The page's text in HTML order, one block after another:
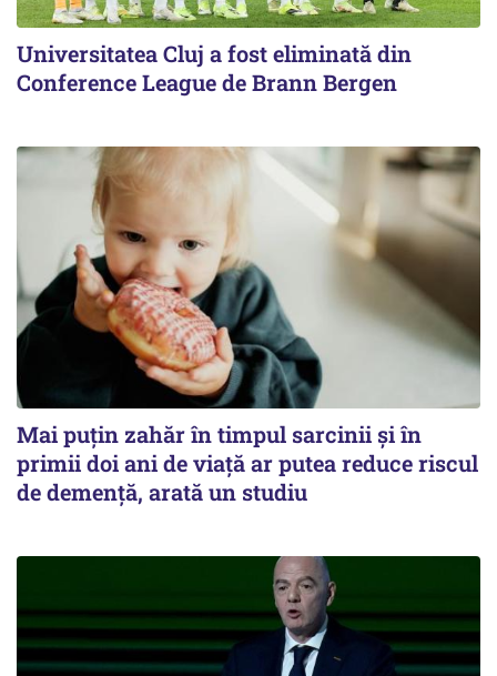
Universitatea Cluj a fost eliminată din
Conference League de Brann Bergen
Mai puțin zahăr în timpul sarcinii și în
primii doi ani de viață ar putea reduce riscul
de demență, arată un studiu